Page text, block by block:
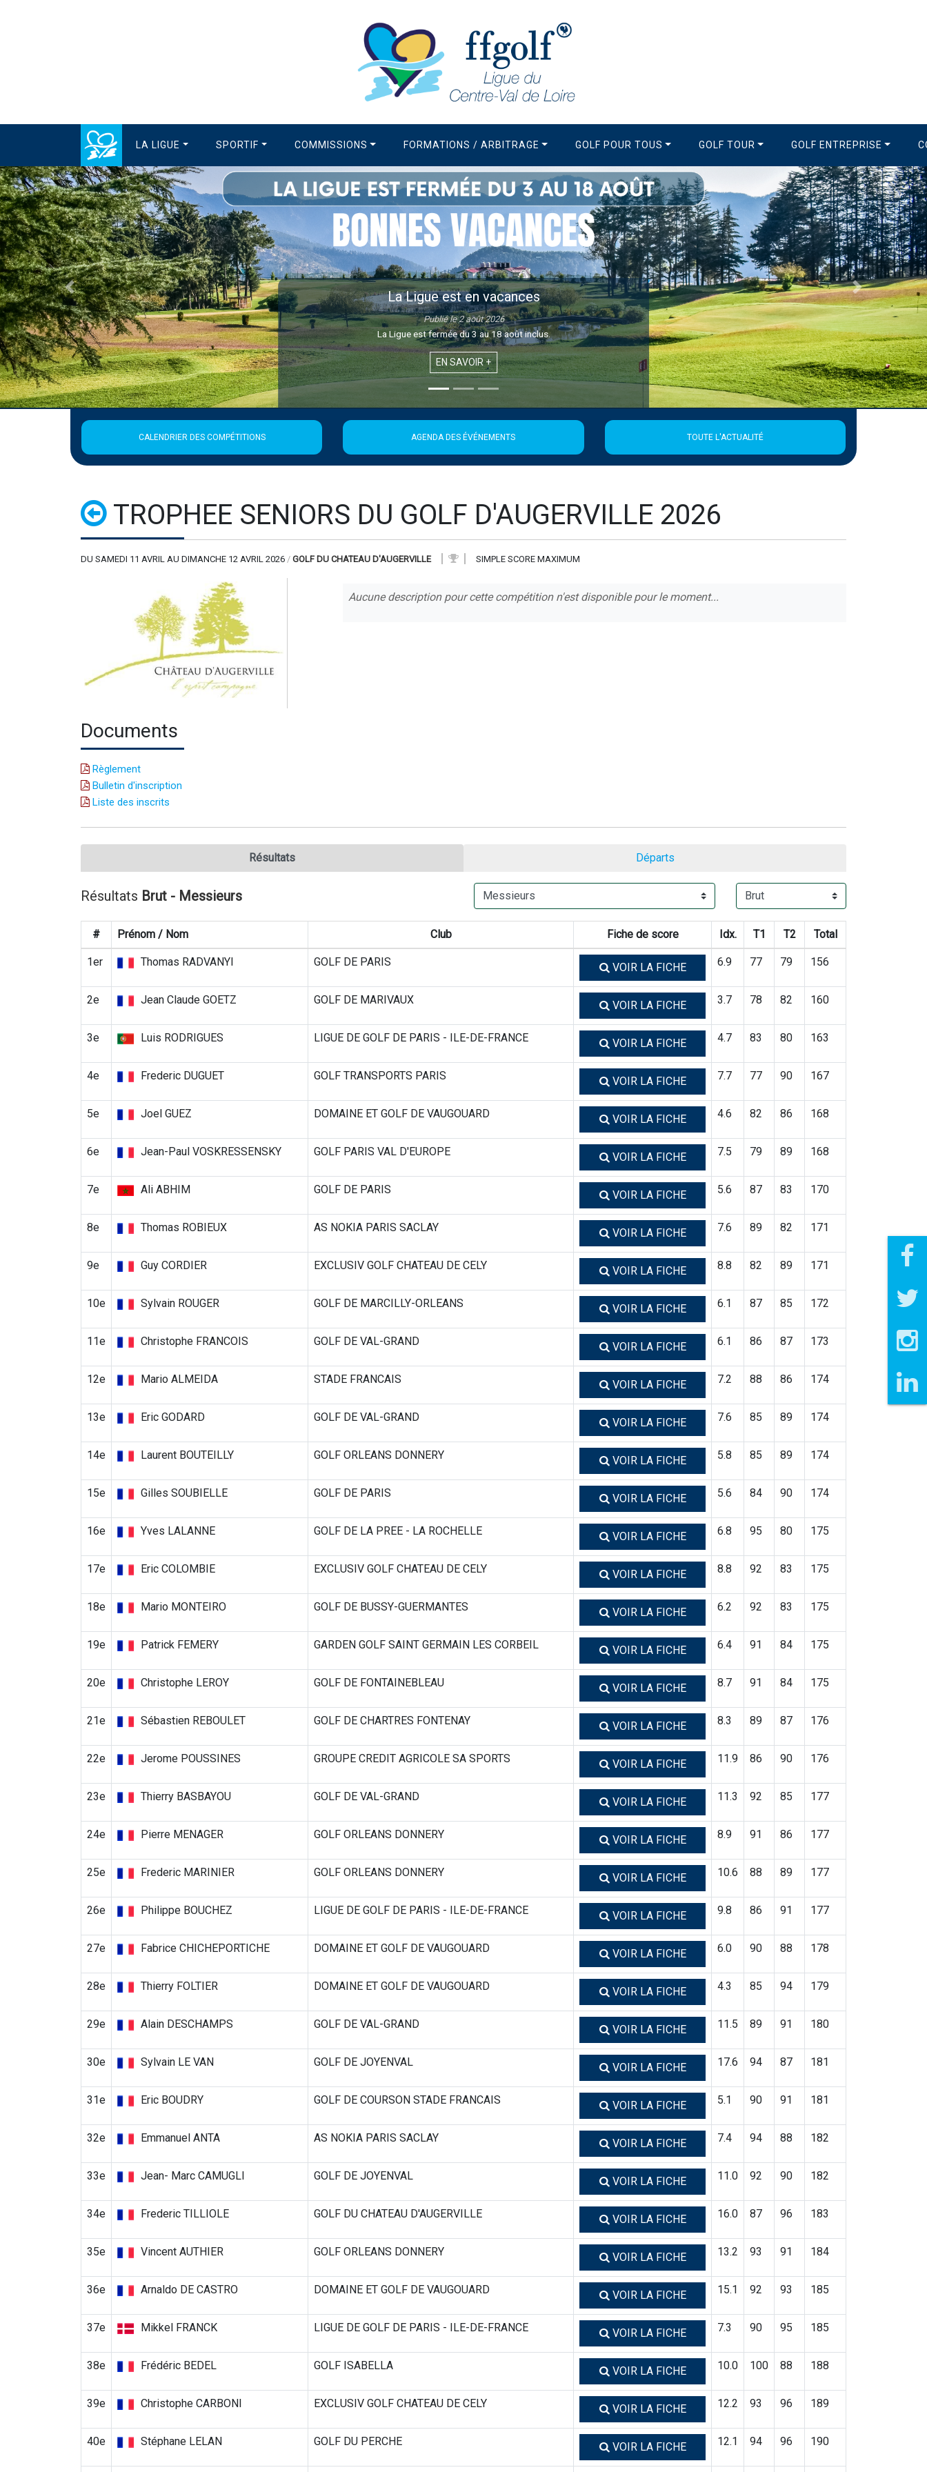
LA LIGUE SPORTIF COMMISSIONS FORMATIONS / ARBITRAGE GOLF POUR TOUS GOLF TOUR GOLF ENTREPRISE
La Newsletter de la Ligue
Publié le 1 août 2026
Retrouvez la 21ème édition de la Newsletter de la Ligue
EN SAVOIR +
Précédent Suivant
CALENDRIER DES COMPÉTITIONS AGENDA DES ÉVÉNEMENTS TOUTE L'ACTUALITÉ
TROPHEE SENIORS DU GOLF D'AUGERVILLE 2026
DU SAMEDI 11 AVRIL AU DIMANCHE 12 AVRIL 2026 / GOLF DU CHATEAU D'AUGERVILLE SIMPLE SCORE MAXIMUM
Aucune description pour cette compétition n'est disponible pour le moment...
Documents
Règlement
Bulletin d'inscription
Liste des inscrits
Résultats Départs
Résultats Brut - Messieurs
# Prénom / Nom Club Fiche de score Idx. T1 T2 Total
1er Thomas RADVANYI GOLF DE PARIS VOIR LA FICHE 6.9 77 79 156
2e Jean Claude GOETZ GOLF DE MARIVAUX VOIR LA FICHE 3.7 78 82 160
3e Luis RODRIGUES LIGUE DE GOLF DE PARIS - ILE-DE-FRANCE VOIR LA FICHE 4.7 83 80 163
4e Frederic DUGUET GOLF TRANSPORTS PARIS VOIR LA FICHE 7.7 77 90 167
5e Joel GUEZ DOMAINE ET GOLF DE VAUGOUARD VOIR LA FICHE 4.6 82 86 168
6e Jean-Paul VOSKRESSENSKY GOLF PARIS VAL D'EUROPE VOIR LA FICHE 7.5 79 89 168
7e Ali ABHIM GOLF DE PARIS VOIR LA FICHE 5.6 87 83 170
8e Thomas ROBIEUX AS NOKIA PARIS SACLAY VOIR LA FICHE 7.6 89 82 171
9e Guy CORDIER EXCLUSIV GOLF CHATEAU DE CELY VOIR LA FICHE 8.8 82 89 171
10e Sylvain ROUGER GOLF DE MARCILLY-ORLEANS VOIR LA FICHE 6.1 87 85 172
11e Christophe FRANCOIS GOLF DE VAL-GRAND VOIR LA FICHE 6.1 86 87 173
12e Mario ALMEIDA STADE FRANCAIS VOIR LA FICHE 7.2 88 86 174
13e Eric GODARD GOLF DE VAL-GRAND VOIR LA FICHE 7.6 85 89 174
14e Laurent BOUTEILLY GOLF ORLEANS DONNERY VOIR LA FICHE 5.8 85 89 174
15e Gilles SOUBIELLE GOLF DE PARIS VOIR LA FICHE 5.6 84 90 174
16e Yves LALANNE GOLF DE LA PREE - LA ROCHELLE VOIR LA FICHE 6.8 95 80 175
17e Eric COLOMBIE EXCLUSIV GOLF CHATEAU DE CELY VOIR LA FICHE 8.8 92 83 175
18e Mario MONTEIRO GOLF DE BUSSY-GUERMANTES VOIR LA FICHE 6.2 92 83 175
19e Patrick FEMERY GARDEN GOLF SAINT GERMAIN LES CORBEIL VOIR LA FICHE 6.4 91 84 175
20e Christophe LEROY GOLF DE FONTAINEBLEAU VOIR LA FICHE 8.7 91 84 175
21e Sébastien REBOULET GOLF DE CHARTRES FONTENAY VOIR LA FICHE 8.3 89 87 176
22e Jerome POUSSINES GROUPE CREDIT AGRICOLE SA SPORTS VOIR LA FICHE 11.9 86 90 176
23e Thierry BASBAYOU GOLF DE VAL-GRAND VOIR LA FICHE 11.3 92 85 177
24e Pierre MENAGER GOLF ORLEANS DONNERY VOIR LA FICHE 8.9 91 86 177
25e Frederic MARINIER GOLF ORLEANS DONNERY VOIR LA FICHE 10.6 88 89 177
26e Philippe BOUCHEZ LIGUE DE GOLF DE PARIS - ILE-DE-FRANCE VOIR LA FICHE 9.8 86 91 177
27e Fabrice CHICHEPORTICHE DOMAINE ET GOLF DE VAUGOUARD VOIR LA FICHE 6.0 90 88 178
28e Thierry FOLTIER DOMAINE ET GOLF DE VAUGOUARD VOIR LA FICHE 4.3 85 94 179
29e Alain DESCHAMPS GOLF DE VAL-GRAND VOIR LA FICHE 11.5 89 91 180
30e Sylvain LE VAN GOLF DE JOYENVAL VOIR LA FICHE 17.6 94 87 181
31e Eric BOUDRY GOLF DE COURSON STADE FRANCAIS VOIR LA FICHE 5.1 90 91 181
32e Emmanuel ANTA AS NOKIA PARIS SACLAY VOIR LA FICHE 7.4 94 88 182
33e Jean- Marc CAMUGLI GOLF DE JOYENVAL VOIR LA FICHE 11.0 92 90 182
34e Frederic TILLIOLE GOLF DU CHATEAU D'AUGERVILLE VOIR LA FICHE 16.0 87 96 183
35e Vincent AUTHIER GOLF ORLEANS DONNERY VOIR LA FICHE 13.2 93 91 184
36e Arnaldo DE CASTRO DOMAINE ET GOLF DE VAUGOUARD VOIR LA FICHE 15.1 92 93 185
37e Mikkel FRANCK LIGUE DE GOLF DE PARIS - ILE-DE-FRANCE VOIR LA FICHE 7.3 90 95 185
38e Frédéric BEDEL GOLF ISABELLA VOIR LA FICHE 10.0 100 88 188
39e Christophe CARBONI EXCLUSIV GOLF CHATEAU DE CELY VOIR LA FICHE 12.2 93 96 189
40e Stéphane LELAN GOLF DU PERCHE VOIR LA FICHE 12.1 94 96 190